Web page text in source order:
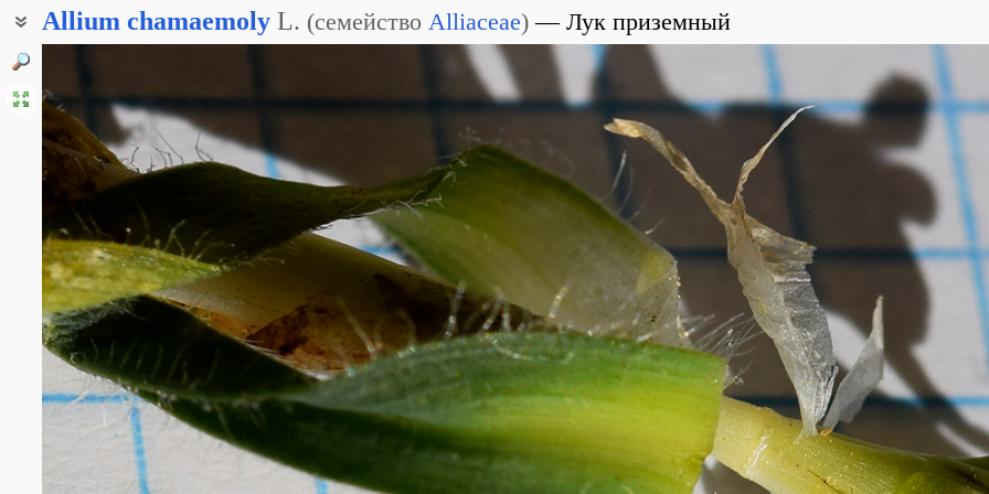
Allium chamaemoly L. (семейство Alliaceae) Лук приземный